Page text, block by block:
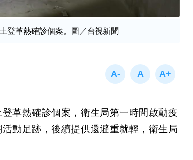
登革熱確診個案。圖／台視新聞
革熱確診個案，衛生局第一時間啟動疫
動足跡，後續提供還避重就輕，衛生局